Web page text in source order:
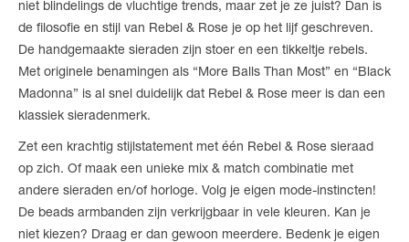
niet blindelings de vluchtige trends, maar zet je ze juist? Dan is
de filosofie en stijl van Rebel & Rose je op het lijf geschreven.
De handgemaakte sieraden zijn stoer en een tikkeltje rebels.
Met originele benamingen als “More Balls Than Most” en “Black
Madonna” is al snel duidelijk dat Rebel & Rose meer is dan een
klassiek sieradenmerk.
Zet een krachtig stijlstatement met één Rebel & Rose sieraad
op zich. Of maak een unieke mix & match combinatie met
andere sieraden en/of horloge. Volg je eigen mode-instincten!
De beads armbanden zijn verkrijgbaar in vele kleuren. Kan je
niet kiezen? Draag er dan gewoon meerdere. Bedenk je eigen